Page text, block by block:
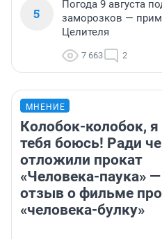
5
Погода 9 августа
заморозков —
Целителя
7 663 2
МНЕНИЕ
Колобок-колобок, я
тебя боюсь! Ради
отложили прокат
«Человека-паука» —
отзыв о фильме про
«человека-булку»